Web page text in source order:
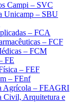
Campi – SVC
Unicamp – SBU
– FCA
– FCF
– FCM
FE
– FEF
– FEnf
Agrícola – FEAGRI
Civil, Arquitetura e